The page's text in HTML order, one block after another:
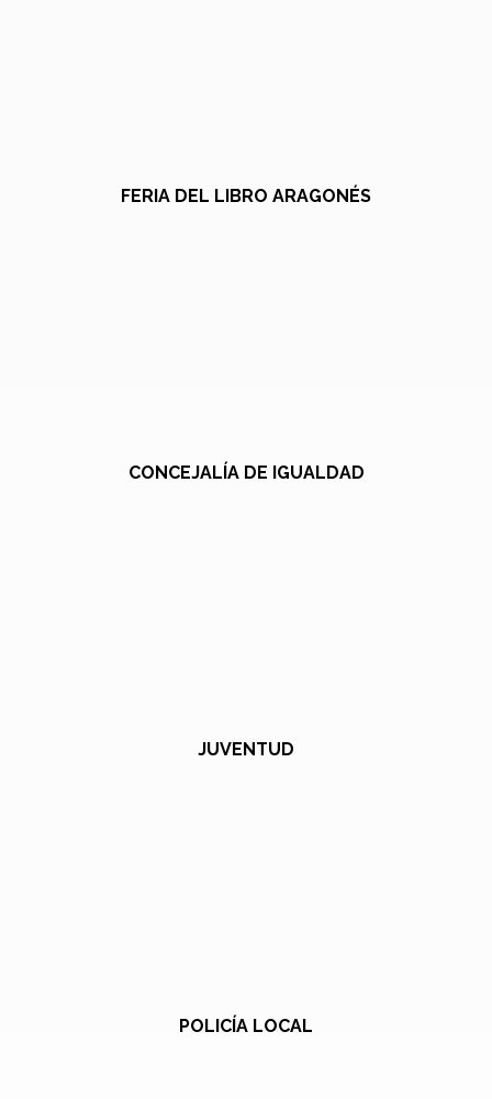
FERIA DEL LIBRO ARAGONÉS
CONCEJALÍA DE IGUALDAD
JUVENTUD
POLICÍA LOCAL